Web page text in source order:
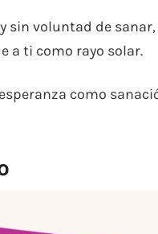
sin voluntad de
a ti como rayo solar.
como